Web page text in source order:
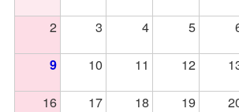
2
3 4 5
9 10 11 12
16
17 18 19